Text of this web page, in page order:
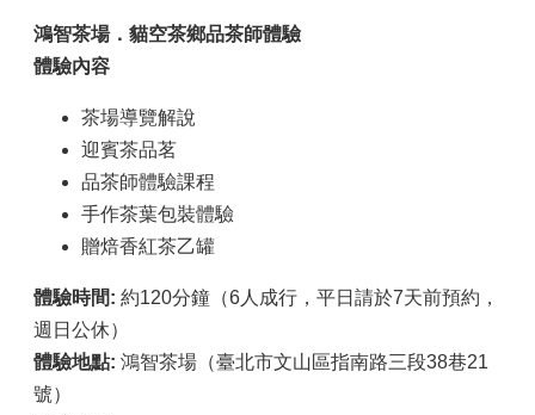
鴻智茶場．貓空茶鄉品茶師體驗
體驗內容
茶場導覽解說
迎賓茶品茗
品茶師體驗課程
手作茶葉包裝體驗
贈焙香紅茶乙罐
體驗時間: 約120分鐘（6人成行，平日請於7天前預約，
週日公休）
體驗地點: 鴻智茶場（臺北市文山區指南路三段38巷21
號）